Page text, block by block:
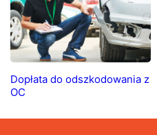
Dopłata do odszkodowania z
OC